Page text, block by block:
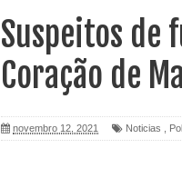
Suspeitos de
Coração de
novembro 12, 2021 Noticias